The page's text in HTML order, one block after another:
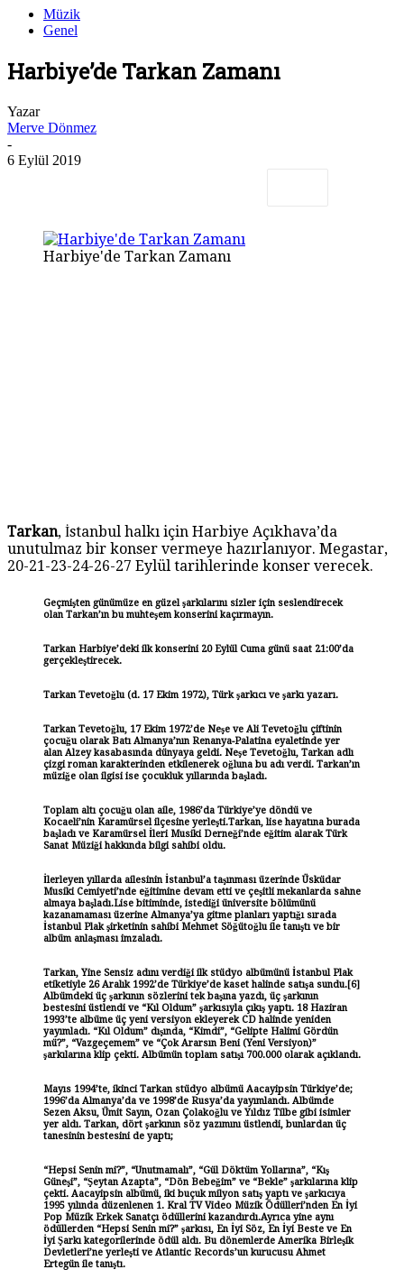
Müzik
Genel
Harbiye’de Tarkan Zamanı
Yazar
Merve Dönmez
-
6 Eylül 2019
Harbiye'de Tarkan Zamanı
Tarkan, İstanbul halkı için Harbiye Açıkhava’da
unutulmaz bir konser vermeye hazırlanıyor. Megastar,
20-21-23-24-26-27 Eylül tarihlerinde konser verecek.
Geçmişten günümüze en güzel şarkılarını sizler için seslendirecek
olan Tarkan’ın bu muhteşem konserini kaçırmayın.
Tarkan Harbiye’deki ilk konserini 20 Eylül Cuma günü saat 21:00’da
gerçekleştirecek.
Tarkan Tevetoğlu (d. 17 Ekim 1972), Türk şarkıcı ve şarkı yazarı.
Tarkan Tevetoğlu, 17 Ekim 1972’de Neşe ve Ali Tevetoğlu çiftinin
çocuğu olarak Batı Almanya’nın Renanya-Palatina eyaletinde yer
alan Alzey kasabasında dünyaya geldi. Neşe Tevetoğlu, Tarkan adlı
çizgi roman karakterinden etkilenerek oğluna bu adı verdi. Tarkan’ın
müziğe olan ilgisi ise çocukluk yıllarında başladı.
Toplam altı çocuğu olan aile, 1986’da Türkiye’ye döndü ve
Kocaeli’nin Karamürsel ilçesine yerleşti.Tarkan, lise hayatına burada
başladı ve Karamürsel İleri Musiki Derneği’nde eğitim alarak Türk
Sanat Müziği hakkında bilgi sahibi oldu.
İlerleyen yıllarda ailesinin İstanbul’a taşınması üzerinde Üsküdar
Musiki Cemiyeti’nde eğitimine devam etti ve çeşitli mekanlarda sahne
almaya başladı.Lise bitiminde, istediği üniversite bölümünü
kazanamaması üzerine Almanya’ya gitme planları yaptığı sırada
İstanbul Plak şirketinin sahibi Mehmet Söğütoğlu ile tanıştı ve bir
albüm anlaşması imzaladı.
Tarkan, Yine Sensiz adını verdiği ilk stüdyo albümünü İstanbul Plak
etiketiyle 26 Aralık 1992’de Türkiye’de kaset halinde satışa sundu.[6]
Albümdeki üç şarkının sözlerini tek başına yazdı, üç şarkının
bestesini üstlendi ve “Kıl Oldum” şarkısıyla çıkış yaptı. 18 Haziran
1993’te albüme üç yeni versiyon ekleyerek CD halinde yeniden
yayımladı. “Kıl Oldum” dışında, “Kimdi”, “Gelipte Halimi Gördün
mü?”, “Vazgeçemem” ve “Çok Ararsın Beni (Yeni Versiyon)”
şarkılarına klip çekti. Albümün toplam satışı 700.000 olarak açıklandı.
Mayıs 1994’te, ikinci Tarkan stüdyo albümü Aacayipsin Türkiye’de;
1996’da Almanya’da ve 1998’de Rusya’da yayımlandı. Albümde
Sezen Aksu, Ümit Sayın, Ozan Çolakoğlu ve Yıldız Tilbe gibi isimler
yer aldı. Tarkan, dört şarkının söz yazımını üstlendi, bunlardan üç
tanesinin bestesini de yaptı;
“Hepsi Senin mi?”, “Unutmamalı”, “Gül Döktüm Yollarına”, “Kış
Güneşi”, “Şeytan Azapta”, “Dön Bebeğim” ve “Bekle” şarkılarına klip
çekti. Aacayipsin albümü, iki buçuk milyon satış yaptı ve şarkıcıya
1995 yılında düzenlenen 1. Kral TV Video Müzik Ödülleri’nden En İyi
Pop Müzik Erkek Sanatçı ödüllerini kazandırdı.Ayrıca yine aynı
ödüllerden “Hepsi Senin mi?” şarkısı, En İyi Söz, En İyi Beste ve En
İyi Şarkı kategorilerinde ödül aldı. Bu dönemlerde Amerika Birleşik
Devletleri’ne yerleşti ve Atlantic Records’un kurucusu Ahmet
Ertegün ile tanıştı.